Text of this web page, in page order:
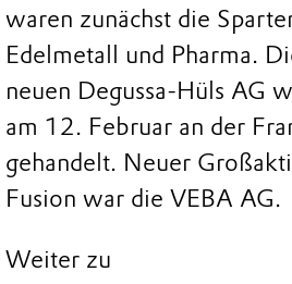
waren zunächst die
Edelmetall und Pharma.
neuen Degussa-Hüls AG
am 12. Februar an der
gehandelt. Neuer
Fusion war die VEBA AG.
Weiter zu